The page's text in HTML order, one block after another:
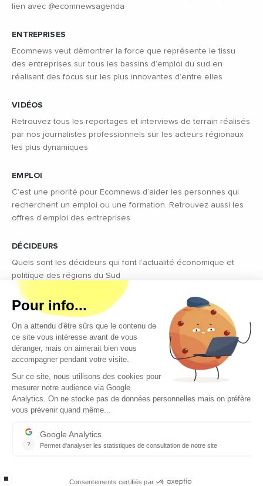
lien avec @ecomnewsagenda
ENTREPRISES
Ecomnews veut démontrer la force que représente le tissu
des entreprises sur tous les bassins d’emploi du sud en
réalisant des focus sur les plus innovantes d’entre elles
VIDÉOS
Retrouvez tous les reportages et interviews de terrain réalisés
par nos journalistes professionnels sur les acteurs régionaux
les plus dynamiques
EMPLOI
C’est une priorité pour Ecomnews d’aider les personnes qui
recherchent un emploi ou une formation. Retrouvez aussi les
offres d’emploi des entreprises
DÉCIDEURS
Quels sont les décideurs qui font l’actualité économique et
politique des régions du Sud
Copyright © 2026 - Tous droits réservés
Qui sommes-nous ?
Contact
Conditions générales d’utilisation